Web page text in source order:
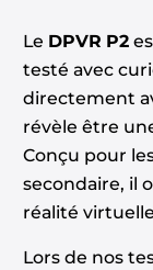
Le DPVR P2
testé avec
directement
révèle être
Conçu pour
secondaire, il
réalité
Lors de nos